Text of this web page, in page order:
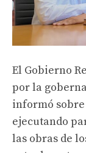
El Gobierno
por la
informó sobre
ejecutando
las obras de